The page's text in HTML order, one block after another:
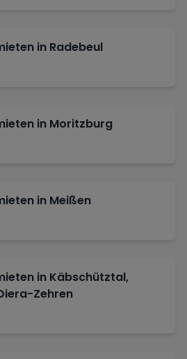
in Radebeul
in Moritzburg
in Meißen
in Käbschütztal,
Zehren